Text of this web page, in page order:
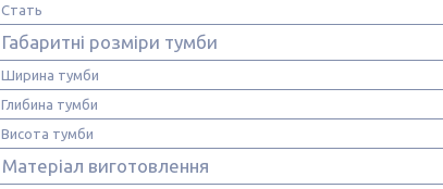
Стать
Габаритні розміри тумби
Ширина тумби
Глибина тумби
Висота тумби
Матеріал виготовлення